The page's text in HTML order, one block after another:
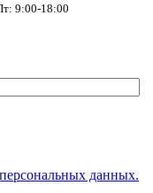
9:00-18:00
данных.